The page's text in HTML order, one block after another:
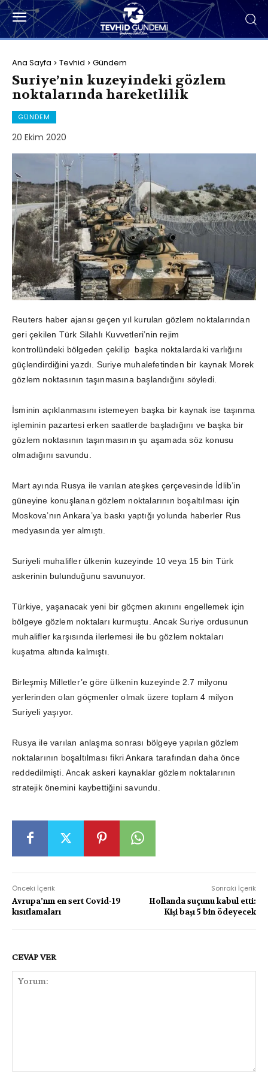
Ana Sayfa Tevhid Gündem
Suriye’nin kuzeyindeki gözlem
noktalarında hareketlilik
GÜNDEM
20 Ekim 2020
Reuters haber ajansı geçen yıl kurulan gözlem noktalarından
geri çekilen Türk Silahlı Kuvvetleri’nin rejim
kontrolündeki bölgeden çekilip başka noktalardaki varlığını
güçlendirdiğini yazdı. Suriye muhalefetinden bir kaynak Morek
gözlem noktasının taşınmasına başlandığını söyledi.
İsminin açıklanmasını istemeyen başka bir kaynak ise taşınma
işleminin pazartesi erken saatlerde başladığını ve başka bir
gözlem noktasının taşınmasının şu aşamada söz konusu
olmadığını savundu.
Mart ayında Rusya ile varılan ateşkes çerçevesinde İdlib’in
güneyine konuşlanan gözlem noktalarının boşaltılması için
Moskova’nın Ankara’ya baskı yaptığı yolunda haberler Rus
medyasında yer almıştı.
Suriyeli muhalifler ülkenin kuzeyinde 10 veya 15 bin Türk
askerinin bulunduğunu savunuyor.
Türkiye, yaşanacak yeni bir göçmen akınını engellemek için
bölgeye gözlem noktaları kurmuştu. Ancak Suriye ordusunun
muhalifler karşısında ilerlemesi ile bu gözlem noktaları
kuşatma altında kalmıştı.
Birleşmiş Milletler’e göre ülkenin kuzeyinde 2.7 milyonu
yerlerinden olan göçmenler olmak üzere toplam 4 milyon
Suriyeli yaşıyor.
Rusya ile varılan anlaşma sonrası bölgeye yapılan gözlem
noktalarının boşaltılması fikri Ankara tarafından daha önce
reddedilmişti. Ancak askeri kaynaklar gözlem noktalarının
stratejik önemini kaybettiğini savundu.
Önceki İçerik
Avrupa’nın en sert Covid-19
kısıtlamaları
Sonraki İçerik
Hollanda suçunu kabul etti:
Kişi başı 5 bin ödeyecek
CEVAP VER